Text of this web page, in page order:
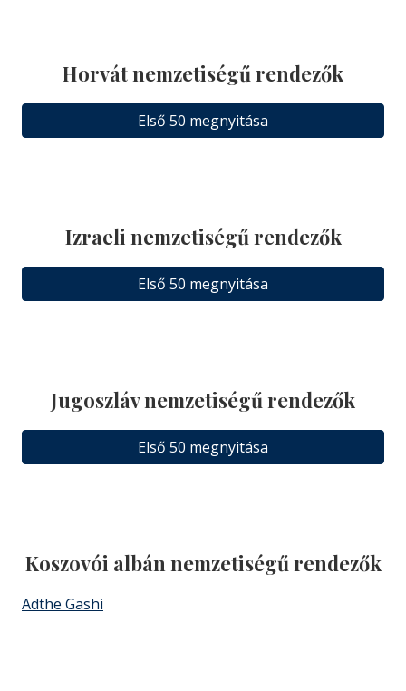
Horvát nemzetiségű rendezők
Első 50 megnyitása
Izraeli nemzetiségű rendezők
Első 50 megnyitása
Jugoszláv nemzetiségű rendezők
Első 50 megnyitása
Koszovói albán nemzetiségű rendezők
Adthe Gashi